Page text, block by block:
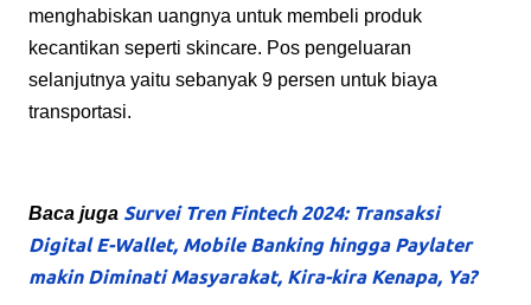
menghabiskan uangnya untuk membeli produk
kecantikan seperti skincare. Pos pengeluaran
selanjutnya yaitu sebanyak 9 persen untuk biaya
transportasi.
Baca juga Survei Tren Fintech 2024: Transaksi
Digital E-Wallet, Mobile Banking hingga Paylater
makin Diminati Masyarakat, Kira-kira Kenapa, Ya?